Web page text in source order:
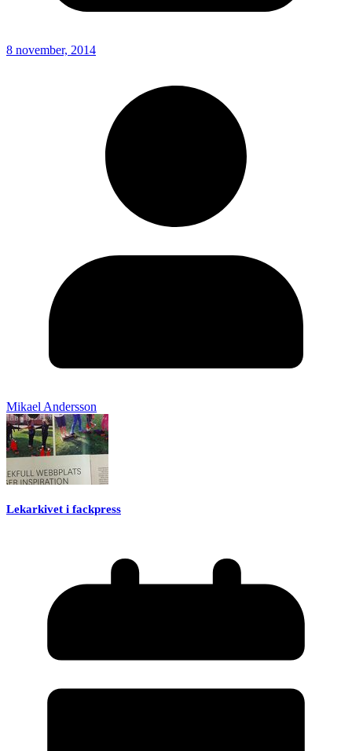
8 november, 2014
Mikael Andersson
Lekarkivet i fackpress